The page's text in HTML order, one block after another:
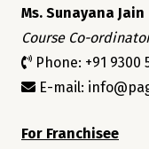
Ms. Sunayana Jain
Course Co-
Phone: +91 9300
E-mail:
For Franchisee